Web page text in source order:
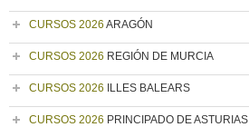
CURSOS 2026 ARAGÓN
CURSOS 2026 REGIÓN DE MURCIA
CURSOS 2026 ILLES BALEARS
CURSOS 2026 PRINCIPADO DE ASTURIAS